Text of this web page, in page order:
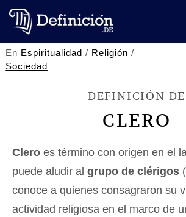
En Espiritualidad / Religión /
Sociedad
DEFINICIÓN DE
CLERO
Clero es término con origen en el
puede aludir al grupo de clérigos
conoce a quienes consagraron su
actividad religiosa en el marco de